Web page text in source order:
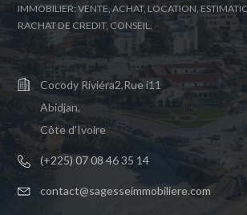
IMMOBILIER: VENTE, ACHAT, LOCATION,
RACHAT DE CREDIT, CONSEIL.
Cocody Riviéra2,Rue i11
Abidjan,
Côte d'Ivoire
(+225) 07 08 46 35 14
contact@sagesseimmobiliere.com